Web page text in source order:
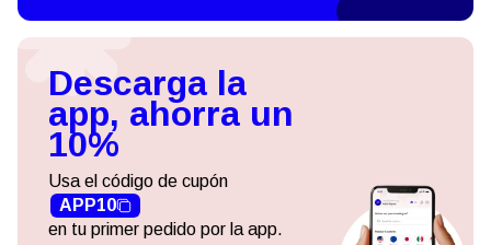
Descarga la
app, ahorra un
10%
Usa el código de cupón
APP10
en tu primer pedido por la app.